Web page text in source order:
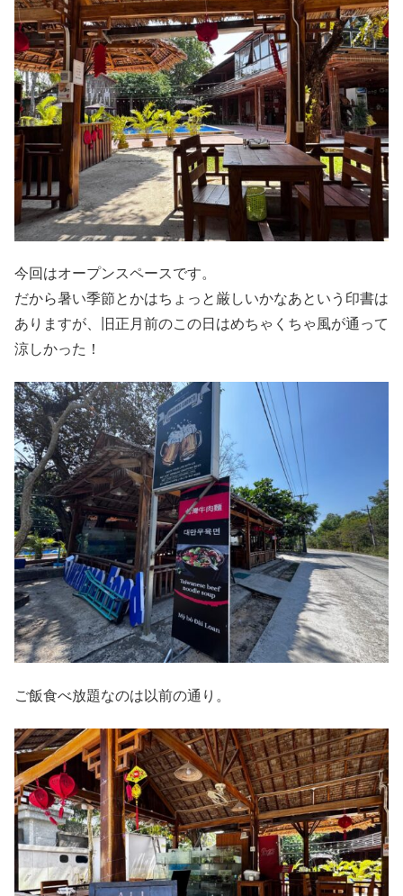
今回はオープンスペースです。
だから暑い季節とかはちょっと厳しいかなあという印書は
ありますが、旧正月前のこの日はめちゃくちゃ風が通って
涼しかった！
ご飯食べ放題なのは以前の通り。